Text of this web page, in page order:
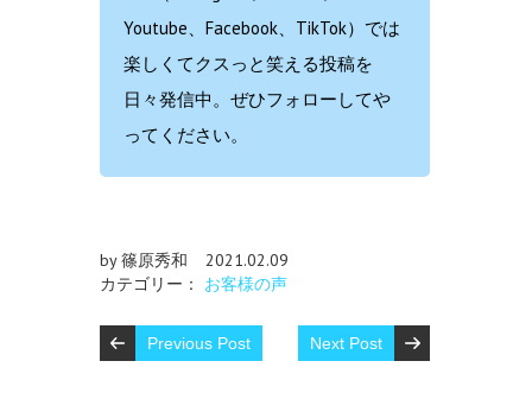
Youtube、Facebook、TikTok）では
楽しくてクスっと笑える投稿を
日々発信中。ぜひフォローしてや
ってください。
by 篠原秀和
2021.02.09
カテゴリー： お客様の声
Previous Post Next Post